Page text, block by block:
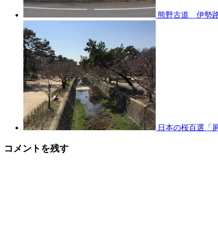
熊野古道 伊勢
日本の桜百選「
コメントを残す